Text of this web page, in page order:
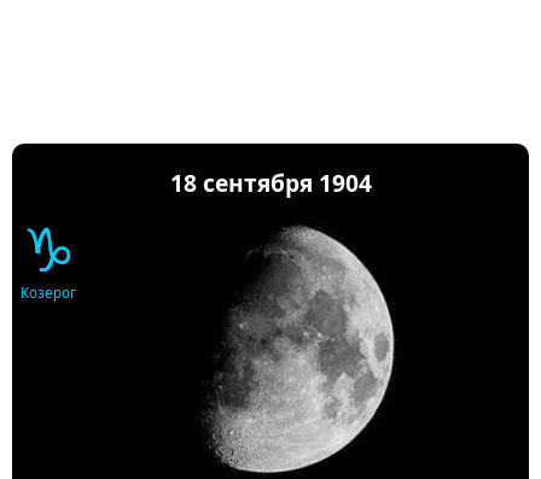
18 сентября 1904
♑
Козерог